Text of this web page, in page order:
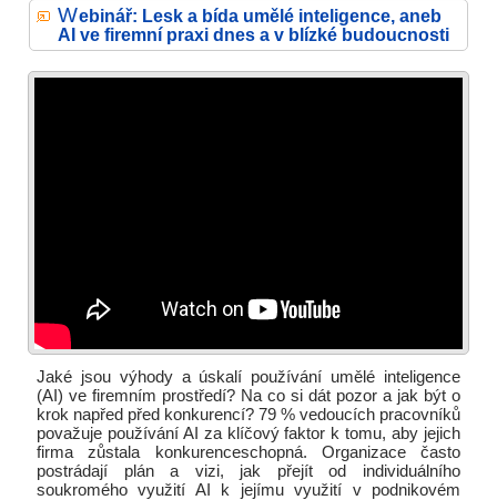
Webinář: Lesk a bída umělé inteligence, aneb
AI ve firemní praxi dnes a v blízké budoucnosti
Jaké jsou výhody a úskalí používání umělé inteligence
(AI) ve firemním prostředí? Na co si dát pozor a jak být o
krok napřed před konkurencí? 79 % vedoucích pracovníků
považuje používání AI za klíčový faktor k tomu, aby jejich
firma zůstala konkurenceschopná. Organizace často
postrádají plán a vizi, jak přejít od individuálního
soukromého využití AI k jejímu využití v podnikovém